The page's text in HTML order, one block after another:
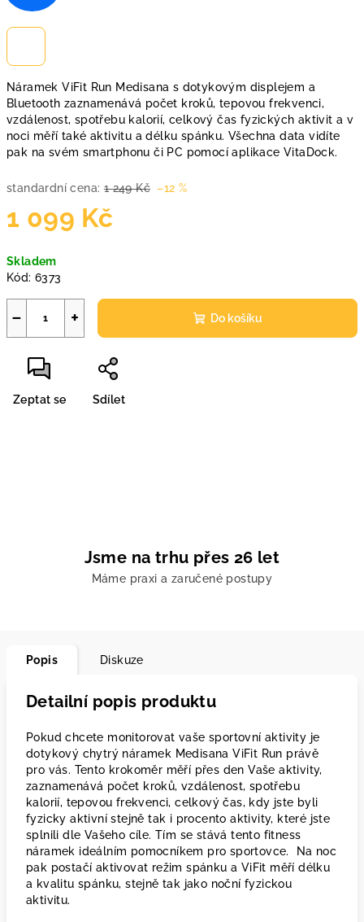
Náramek ViFit Run Medisana s dotykovým displejem a
Bluetooth zaznamenává počet kroků, tepovou frekvenci,
vzdálenost, spotřebu kalorií, celkový čas fyzických aktivit a v
noci měří také aktivitu a délku spánku. Všechna data vidíte
pak na svém smartphonu či PC pomocí aplikace VitaDock.
standardní cena: 1 249 Kč –12 %
1 099 Kč
cena:
Skladem
Kód: 6373
+
− Do košíku
Zeptat se Sdílet
Jsme na trhu přes 26 let
Máme praxi a zaručené postupy
Popis Diskuze
Detailní popis produktu
Pokud chcete monitorovat vaše sportovní aktivity je
dotykový chytrý náramek Medisana ViFit Run právě
pro vás. Tento krokoměr měří přes den Vaše aktivity,
zaznamenává počet kroků, vzdálenost, spotřebu
kalorií, tepovou frekvenci, celkový čas, kdy jste byli
fyzicky aktivní stejně tak i procento aktivity, které jste
splnili dle Vašeho cíle. Tím se stává tento fitness
náramek ideálním pomocníkem pro sportovce. Na noc
pak postačí aktivovat režim spánku a ViFit měří délku
a kvalitu spánku, stejně tak jako noční fyzickou
aktivitu.